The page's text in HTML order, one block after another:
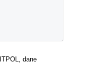
dane